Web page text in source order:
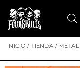
INICIO / TIENDA / METAL